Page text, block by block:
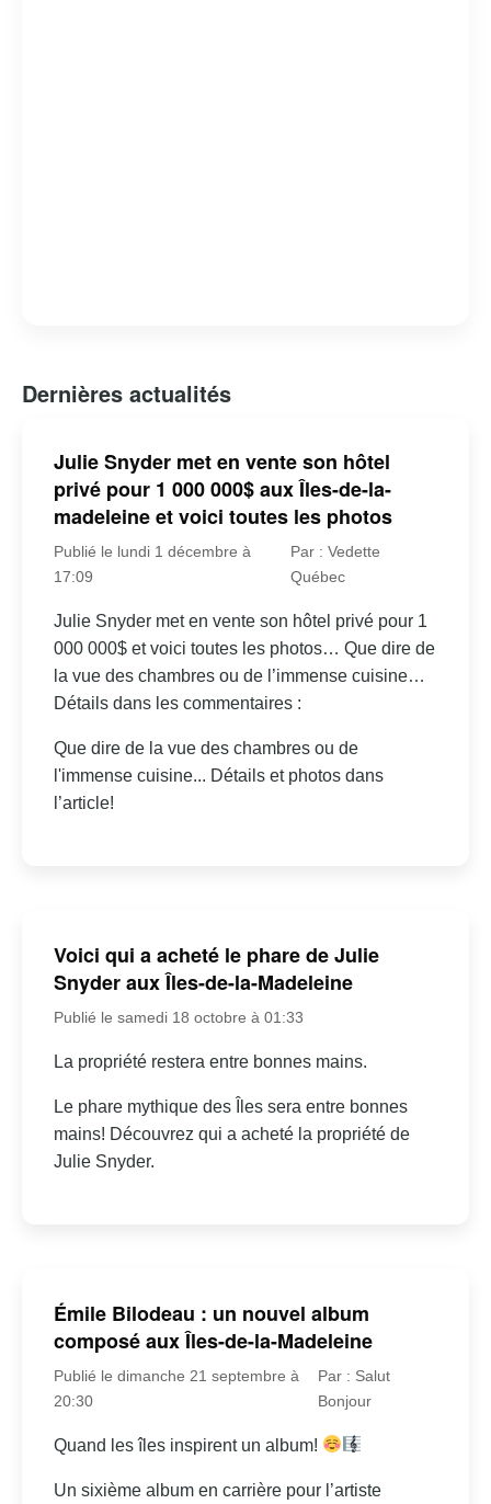
Dernières actualités
Julie Snyder met en vente son hôtel
privé pour 1 000 000$ aux Îles-de-la-
madeleine et voici toutes les photos
Publié le lundi 1 décembre à
17:09
Par : Vedette
Québec
Julie Snyder met en vente son hôtel privé pour 1
000 000$ et voici toutes les photos… Que dire de
la vue des chambres ou de l’immense cuisine…
Détails dans les commentaires :
Que dire de la vue des chambres ou de
l'immense cuisine... Détails et photos dans
l’article!
Voici qui a acheté le phare de Julie
Snyder aux Îles-de-la-Madeleine
Publié le samedi 18 octobre à 01:33
La propriété restera entre bonnes mains.
Le phare mythique des Îles sera entre bonnes
mains! Découvrez qui a acheté la propriété de
Julie Snyder.
Émile Bilodeau : un nouvel album
composé aux Îles-de-la-Madeleine
Publié le dimanche 21 septembre à
20:30
Par : Salut
Bonjour
Quand les îles inspirent un album!
Un sixième album en carrière pour l’artiste